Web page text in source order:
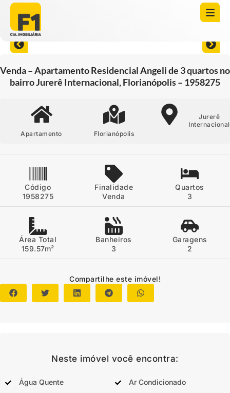
Venda – Apartamento Residencial Angeli de 3 quartos no
bairro Jurerê Internacional, Florianópolis – 1958275
Apartamento Florianópolis
Jurerê
Internacional
Código
1958275
Finalidade
Venda
Quartos
3
Área Total
159.57m²
Banheiros
3
Garagens
2
Compartilhe este imóvel!
Neste imóvel você encontra:
Água Quente
Ar Condicionado